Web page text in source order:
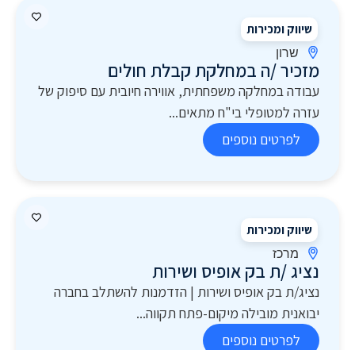
שיווק ומכירות
שרון
מזכיר /ה במחלקת קבלת חולים
עבודה במחלקה משפחתית, אווירה חיובית עם סיפוק של
עזרה למטופלי בי"ח מתאים...
לפרטים נוספים
שיווק ומכירות
מרכז
נציג /ת בק אופיס ושירות
נציג/ת בק אופיס ושירות | הזדמנות להשתלב בחברה
יבואנית מובילה מיקום-פתח תקווה...
לפרטים נוספים